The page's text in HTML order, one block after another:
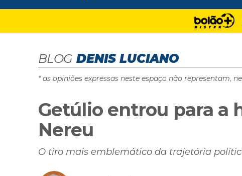
BLOG DENIS LUCIANO
* as opiniões expressas neste espaço não representam,
Getúlio entrou para a
Nereu
O tiro mais emblemático da trajetória